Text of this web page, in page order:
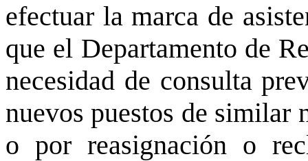
efectuar la marca de
que el Departamento de
necesidad de consulta
nuevos puestos de similar
o por reasignación o